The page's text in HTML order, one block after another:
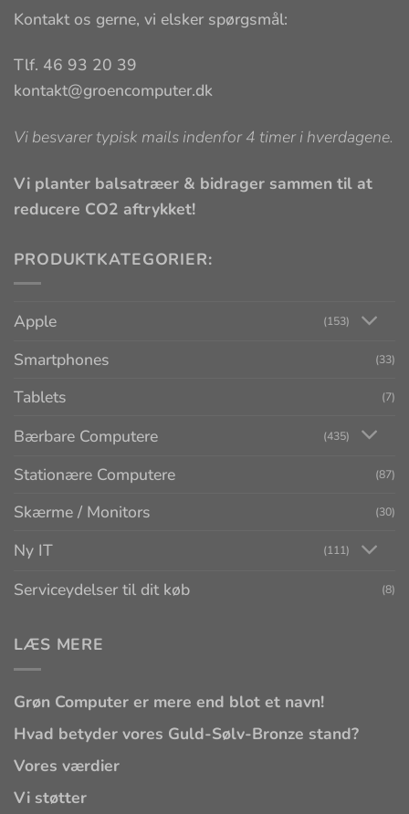
Kontakt os gerne, vi elsker spørgsmål:
Tlf. 46 93 20 39
kontakt@groencomputer.dk
Vi besvarer typisk mails indenfor 4 timer i hverdagene.
Vi planter balsatræer & bidrager sammen til at
reducere CO2 aftrykket!
PRODUKTKATEGORIER:
Apple (153)
Smartphones (33)
Tablets (7)
Bærbare Computere (435)
Stationære Computere (87)
Skærme / Monitors (30)
Ny IT (111)
Serviceydelser til dit køb (8)
LÆS MERE
Grøn Computer er mere end blot et navn!
Hvad betyder vores Guld-Sølv-Bronze stand?
Vores værdier
Vi støtter